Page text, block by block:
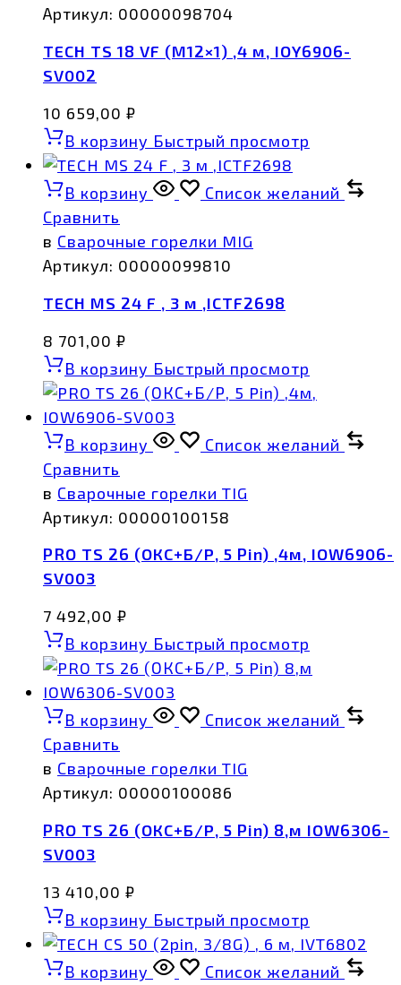
Артикул: 00000098704
TECH TS 18 VF (М12×1) ,4 м, IOY6906-
SV002
10 659,00 ₽
В корзину Быстрый просмотр
В корзину
Список желаний
Сравнить
в Сварочные горелки MIG
Артикул: 00000099810
TECH MS 24 F , 3 м ,ICTF2698
8 701,00 ₽
В корзину Быстрый просмотр
В корзину
Список желаний
Сравнить
в Сварочные горелки TIG
Артикул: 00000100158
PRO TS 26 (ОКС+Б/Р, 5 Pin) ,4м, IOW6906-
SV003
7 492,00 ₽
В корзину Быстрый просмотр
В корзину
Список желаний
Сравнить
в Сварочные горелки TIG
Артикул: 00000100086
PRO TS 26 (ОКС+Б/Р, 5 Pin) 8,м IOW6306-
SV003
13 410,00 ₽
В корзину Быстрый просмотр
В корзину
Список желаний